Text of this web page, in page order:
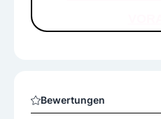
eiten im Zuge einer
eren Wünschen wie
Bewertungen